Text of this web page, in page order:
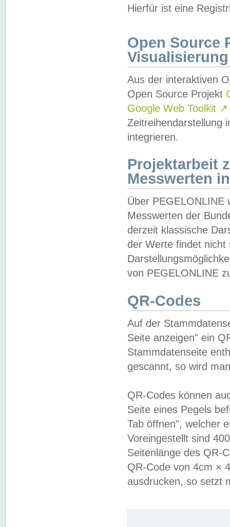
Hierfür ist eine
Open Source
Visualisierung
Aus der interaktiven
Open Source Projekt
Google Web Toolkit ↗
Zeitreihendarstellung
integrieren.
Projektarbeit
Messwerten
Über PEGELONLINE
Messwerten der
derzeit klassische
der Werte findet
von PEGELONLINE
QR-Codes
Auf der
Seite anzeigen" ein
Stammdatenseite
gescannt, so wird
QR-Codes können
Seite eines Pegels
Tab öffnen", welcher
Voreingestellt sind
Seitenlänge des QR-
QR-Code von 4cm ×
ausdrucken, so setzt